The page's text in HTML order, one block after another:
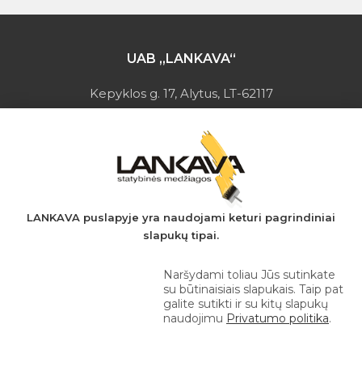
UAB „LANKAVA“
Kepyklos g. 17, Alytus, LT-62117
Įmonės kodas: 149728275
PVM mokėtojo kodas: LT497282716
A.s.: LT037044060001923651
AB SEB bankas
+370 610 42 222
LANKAVA puslapyje yra naudojami keturi pagrindiniai
slapukų tipai.
Naršydami toliau Jūs sutinkate
su būtinaisiais slapukais. Taip pat
galite sutikti ir su kitų slapukų
naudojimu Privatumo politika.